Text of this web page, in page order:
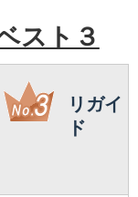
スト３
リガイ
ド